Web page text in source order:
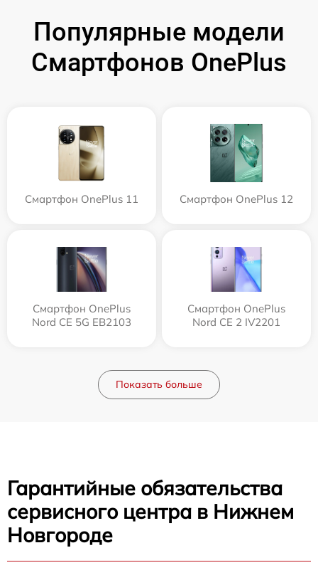
Популярные модели
Смартфонов OnePlus
Смартфон OnePlus 11 Смартфон OnePlus 12
Смартфон OnePlus
Nord CE 5G EB2103
Смартфон OnePlus
Nord CE 2 IV2201
Показать больше
Гарантийные обязательства
сервисного центра в Нижнем
Новгороде